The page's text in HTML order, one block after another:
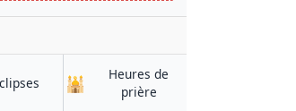
à Santa Elena
🕌
Heures de
prièreà Santa Elena